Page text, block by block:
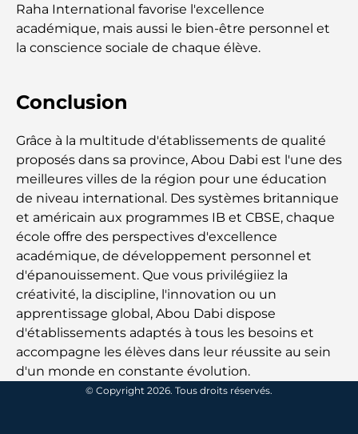
Les quartiers les plus chers de Dubaï pour vivre
dans le luxe
Khalifa pour une expérience culinaire mémorable
Écoles américaines à Dubaï : Guide complet pour
les parents
Activités divertissantes à Dubaï pour adultes : les
meilleures façons de profiter de la ville
Bâtiments célèbres de Dubaï : merveilles
architecturales de la ville
Les meilleures écoles de Dubaï pour les expatriés :
un guide complet pour les parents
Raha International favorise l'excellence
académique, mais aussi le bien-être personnel et
la conscience sociale de chaque élève.
Conclusion
Grâce à la multitude d'établissements de qualité
proposés dans sa province, Abou Dabi est l'une des
meilleures villes de la région pour une éducation
de niveau international. Des systèmes britannique
et américain aux programmes IB et CBSE, chaque
école offre des perspectives d'excellence
académique, de développement personnel et
d'épanouissement. Que vous privilégiiez la
créativité, la discipline, l'innovation ou un
apprentissage global, Abou Dabi dispose
d'établissements adaptés à tous les besoins et
accompagne les élèves dans leur réussite au sein
d'un monde en constante évolution.
© Copyright 2026. Tous droits réservés.